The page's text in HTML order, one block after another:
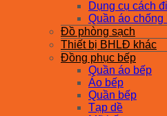
Dụng cụ cách
Quần áo chống
Đồ phòng sạch
Thiết bị BHLĐ khác
Đồng phục bếp
Quần áo bếp
Áo bếp
Quần bếp
Tạp dề